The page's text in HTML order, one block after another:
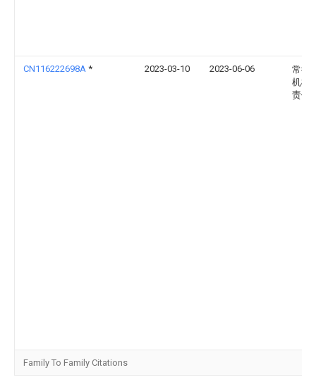
CN116222698A * 2023-03-10 2023-06-06
常德
机械
责任
Family To Family Citations